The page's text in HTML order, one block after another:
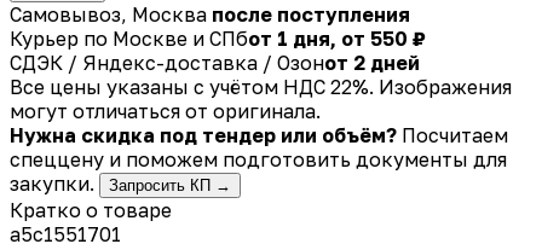
Самовывоз, Москва после поступления
Курьер по Москве и СПбот 1 дня, от 550 ₽
СДЭК / Яндекс-доставка / Озонот 2 дней
Все цены указаны с учётом НДС 22%. Изображения
могут отличаться от оригинала.
Нужна скидка под тендер или объём? Посчитаем
спеццену и поможем подготовить документы для
закупки.
Запросить КП →
Кратко о товаре
a5c1551701